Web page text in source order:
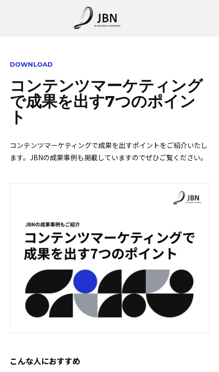
DOWNLOAD
コンテンツマーケティング
で成果を出す7つのポイン
ト
コンテンツマーケティングで成果を出すポイントをご紹介いたし
ます。JBNの成果事例も掲載していますのでぜひご覧ください。
こんな人におすすめ